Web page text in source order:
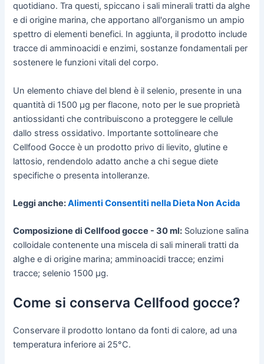
quotidiano. Tra questi, spiccano i sali minerali tratti da alghe
e di origine marina, che apportano all'organismo un ampio
spettro di elementi benefici. In aggiunta, il prodotto include
tracce di amminoacidi e enzimi, sostanze fondamentali per
sostenere le funzioni vitali del corpo.
Un elemento chiave del blend è il selenio, presente in una
quantità di 1500 µg per flacone, noto per le sue proprietà
antiossidanti che contribuiscono a proteggere le cellule
dallo stress ossidativo. Importante sottolineare che
Cellfood Gocce è un prodotto privo di lievito, glutine e
lattosio, rendendolo adatto anche a chi segue diete
specifiche o presenta intolleranze.
Leggi anche:Alimenti Consentiti nella Dieta Non Acida
Composizione di Cellfood gocce - 30 ml: Soluzione salina
colloidale contenente una miscela di sali minerali tratti da
alghe e di origine marina; amminoacidi tracce; enzimi
tracce; selenio 1500 µg.
Come si conserva Cellfood gocce?
Conservare il prodotto lontano da fonti di calore, ad una
temperatura inferiore ai 25°C.